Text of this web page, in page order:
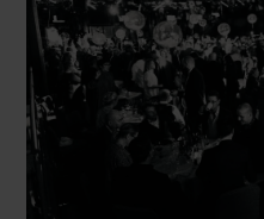
skapa upplevelser som
värderingar och mål.
Genom skräddarsydd
aktiviteter, filmproduktion
program skapade vi
affärsnytta med starka